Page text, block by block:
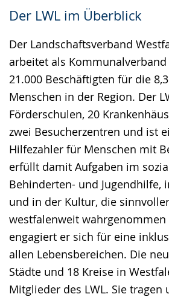
Der LWL im Überblick
Der Landschaftsverband
arbeitet als
21.000 Beschäftigten für die
Menschen in der Region. Der
Förderschulen, 20
zwei Besucherzentren und ist
Hilfezahler für Menschen mit
erfüllt damit Aufgaben im
Behinderten- und Jugendhilfe,
und in der Kultur, die
westfalenweit wahrgenommen
engagiert er sich für eine
allen Lebensbereichen. Die
Städte und 18 Kreise in
Mitglieder des LWL. Sie tragen